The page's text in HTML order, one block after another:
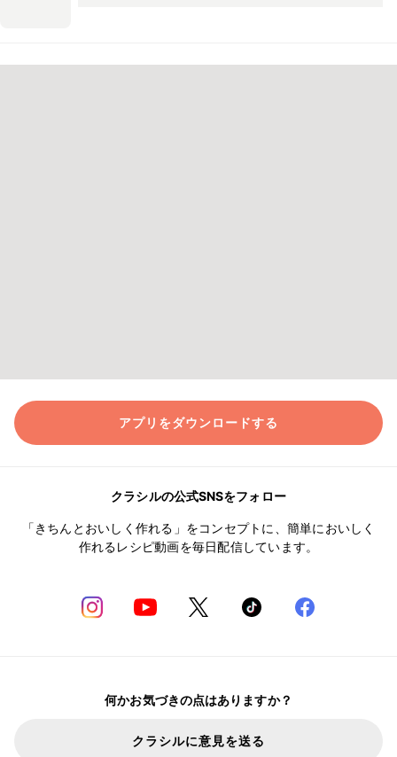
アプリをダウンロードする
クラシルの公式SNSをフォロー
「きちんとおいしく作れる」をコンセプトに、簡単においしく
作れるレシピ動画を毎日配信しています。
何かお気づきの点はありますか？
クラシルに意見を送る